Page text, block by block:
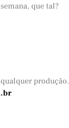
que tal?
produção.